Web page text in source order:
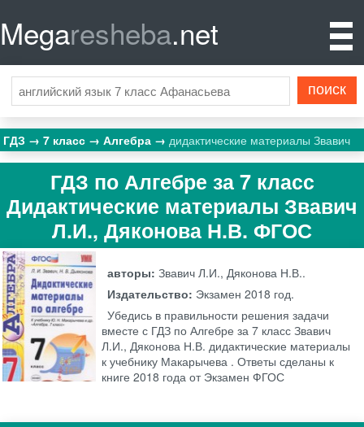
Megaresheba.net
ГДЗ 7 класс Алгебра дидактические материалы Звавич
ГДЗ по Алгебре за 7 класс
Дидактические материалы Звавич
Л.И., Дяконова Н.В. ФГОС
авторы:Звавич Л.И., Дяконова Н.В..
Издательство: Экзамен 2018 год.
Убедись в правильности решения задачи
вместе с ГДЗ по Алгебре за 7 класс Звавич
Л.И., Дяконова Н.В. дидактические материалы
к учебнику Макарычева . Ответы сделаны к
книге 2018 года от Экзамен ФГОС